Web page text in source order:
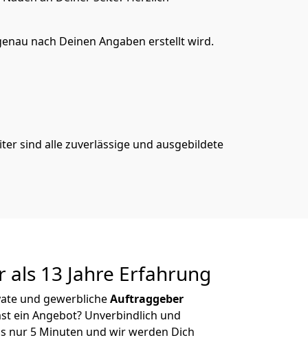
nach Deinen Angaben erstellt wird.
sind alle zuverlässige und ausgebildete
als 13 Jahre Erfahrung
und gewerblicheAuftraggeber
ein Angebot? Unverbindlich und
nur 5 Minuten und wir werden Dich